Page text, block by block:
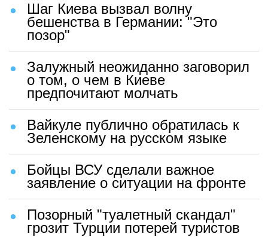
Шаг Киева вызвал волну
бешенства в Германии: "Это
позор"
Залужный неожиданно заговорил
о том, о чем в Киеве
предпочитают молчать
Вайкуле публично обратилась к
Зеленскому на русском языке
Бойцы ВСУ сделали важное
заявление о ситуации на фронте
Позорный "туалетный скандал"
грозит Турции потерей туристов